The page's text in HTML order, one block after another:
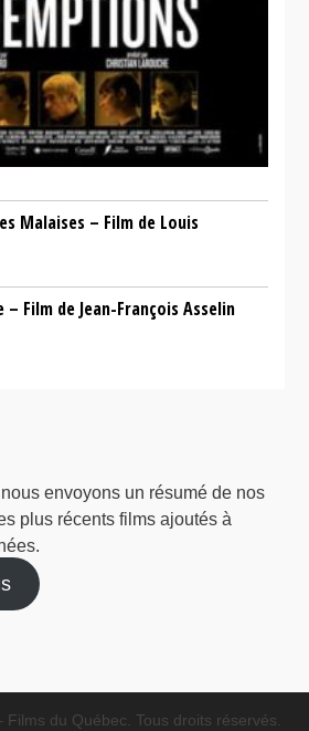
Malaises – Film de Louis
– Film de Jean-François Asselin
envoyons un résumé de nos
plus récents films ajoutés à
du Québec. Tous droits réservés.